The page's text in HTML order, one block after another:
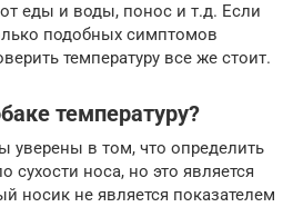
еды и воды, понос и т.д. Если
подобных симптомов
температуру все же стоит.
температуру?
уверены в том, что определить
сухости носа, но это является
носик не является показателем